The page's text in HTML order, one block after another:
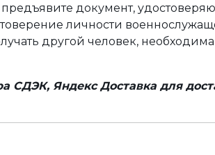
документ,
личности
другой человек,
СДЭК, Яндекс Доставка для